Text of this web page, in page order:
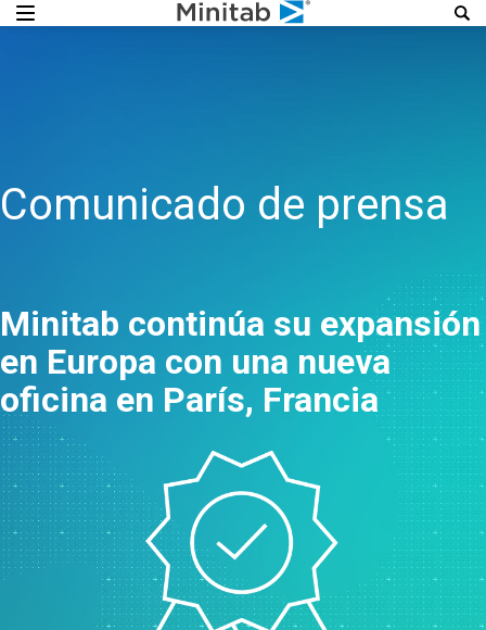
Comunicado de prensa
Minitab continúa su expansión
en Europa con una nueva
oficina en París, Francia